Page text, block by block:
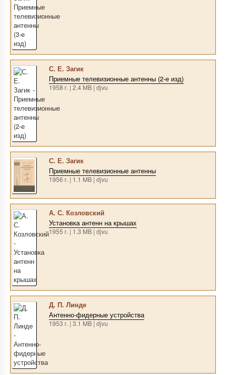
С. Е. Загик
Приемные телевизионные антенны (2-е изд)
1958 г. | 2.4 MB | djvu
С. Е. Загик
Приемные телевизионные антенны
1956 г. | 1.1 MB | djvu
А. С. Козловский
Установка антенн на крышах
1955 г. | 1.3 MB | djvu
Д. П. Линде
Антенно-фидерные устройства
1953 г. | 3.1 MB | djvu